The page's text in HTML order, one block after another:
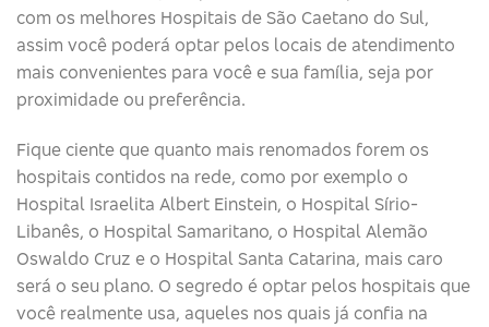
com os melhores Hospitais de São Caetano do Sul,
assim você poderá optar pelos locais de atendimento
mais convenientes para você e sua família, seja por
proximidade ou preferência.
Fique ciente que quanto mais renomados forem os
hospitais contidos na rede, como por exemplo o
Hospital Israelita Albert Einstein, o Hospital Sírio-
Libanês, o Hospital Samaritano, o Hospital Alemão
Oswaldo Cruz e o Hospital Santa Catarina, mais caro
será o seu plano. O segredo é optar pelos hospitais que
você realmente usa, aqueles nos quais já confia na